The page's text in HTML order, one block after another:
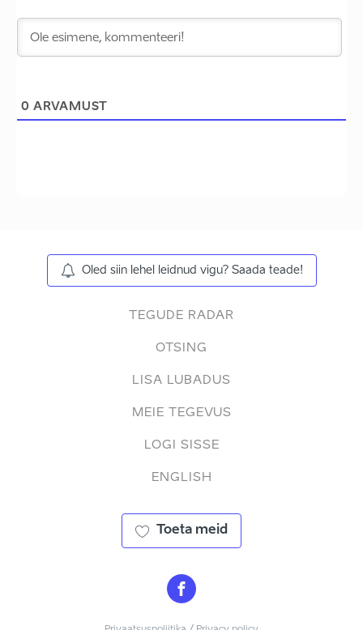
0 ARVAMUST
Oled siin lehel leidnud vigu? Saada teade!
TEGUDE RADAR
OTSING
LISA LUBADUS
MEIE TEGEVUS
LOGI SISSE
ENGLISH
Toeta meid